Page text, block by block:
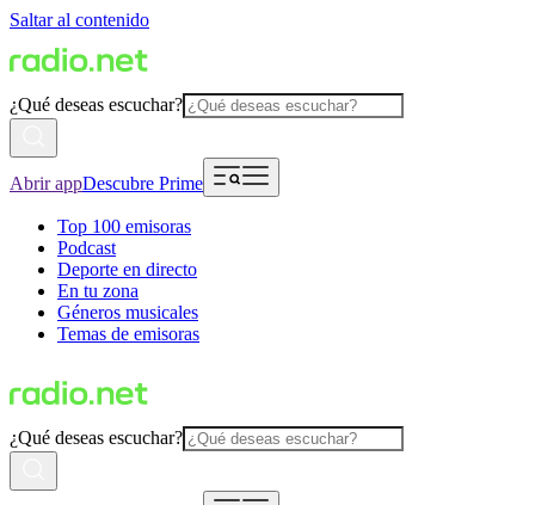
Saltar al contenido
¿Qué deseas escuchar?
Abrir appDescubre Prime
Top 100 emisoras
Podcast
Deporte en directo
En tu zona
Géneros musicales
Temas de emisoras
¿Qué deseas escuchar?